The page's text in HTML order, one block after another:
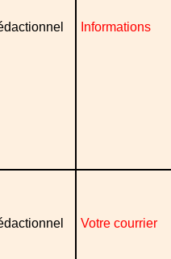
Informations
Votre courrier